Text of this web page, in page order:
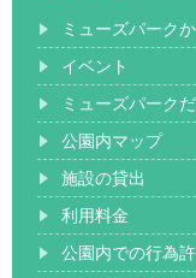
ミューズパーク
イベント
ミューズパーク
公園内マップ
施設の貸出
利用料金
公園内での行為